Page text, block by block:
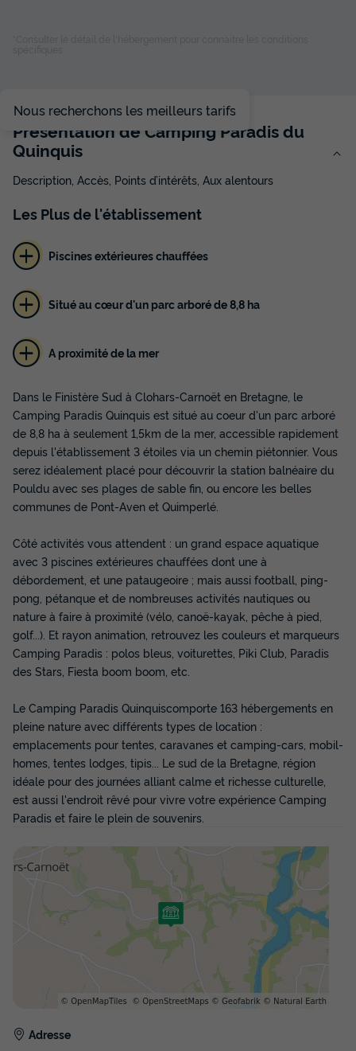
du19/09/2026au26/09/2026
Meilleur prix pour 7 nuits
Modifier les dates
231 €
209 €
Prix de comparaison
MOBILHOME 4 personnes - MH CONFORT
2CH 4PERS
Annulation gratuite
Surface
36m²
Adultes
4
Chambres
2
Salle de bain
Animaux autorisés * Cafetière
Réfrigérateur
Salon de jardin
Micro-ondes
MOBILHOME 4 personnes - MH CONFORT 2CH 4PERS
du19/09/2026au26/09/2026
Meilleur prix pour 7 nuits
Modifier les dates
240 €
219 € -8%
Voir les disponibilités
MOBILHOME 4 personnes - MH CONFORT+
Annulation gratuite
Récent
32m²
Nous recherchons les meilleurs tarifs
Présentation de Camping Paradis du
Quinquis
Description, Accès, Points d’intérêts, Aux alentours
Les Plusde l'établissement
Piscines extérieures chauffées
Situé au cœur d'un parc arboré de 8,8 ha
A proximité de la mer
Dans le Finistère Sud à Clohars-Carnoët en Bretagne, le
Camping Paradis Quinquis est situé au coeur d'un parc arboré
de 8,8 ha à seulement 1,5km de la mer, accessible rapidement
depuis l'établissement 3 étoiles via un chemin piétonnier. Vous
serez idéalement placé pour découvrir la station balnéaire du
Pouldu avec ses plages de sable fin, ou encore les belles
communes de Pont-Aven et Quimperlé.
Côté activités vous attendent : un grand espace aquatique
avec 3 piscines extérieures chauffées dont une à
débordement, et une pataugeoire ; mais aussi football, ping-
pong, pétanque et de nombreuses activités nautiques ou
nature à faire à proximité (vélo, canoë-kayak, pêche à pied,
golf...). Et rayon animation, retrouvez les couleurs et marqueurs
Camping Paradis : polos bleus, voiturettes, Piki Club, Paradis
des Stars, Fiesta boom boom, etc.
Le Camping Paradis Quinquiscomporte 163 hébergements en
pleine nature avec différents types de location :
emplacements pour tentes, caravanes et camping-cars, mobil-
homes, tentes lodges, tipis... Le sud de la Bretagne, région
idéale pour des journées alliant calme et richesse culturelle,
est aussi l'endroit rêvé pour vivre votre expérience Camping
Paradis et faire le plein de souvenirs.
Adresse